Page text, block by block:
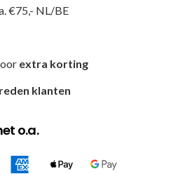
€75,- NL/BE
extra korting
klanten
o.a.